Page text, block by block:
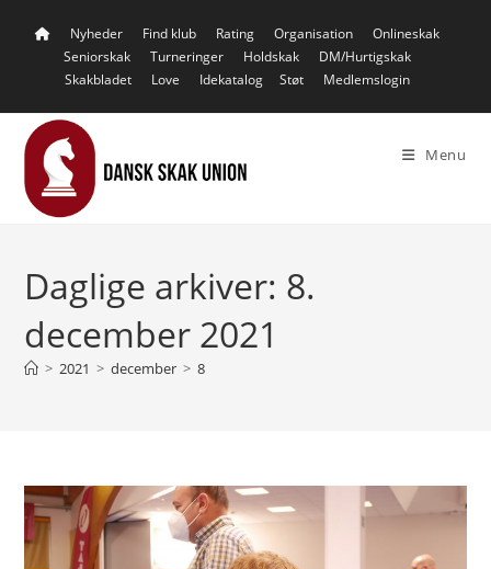
Nyheder Find klub Rating Organisation
Onlineskak
Seniorskak
Turneringer Holdskak
DM/Hurtigskak
Skakbladet
Love Idekatalog Støt Medlemslogin
Menu
Daglige arkiver: 8.
december 2021
> 2021 > december > 8